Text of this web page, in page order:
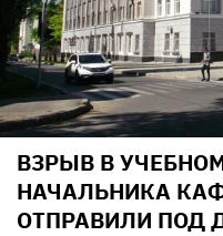
ВЗРЫВ В
НАЧАЛЬНИКА
ОТПРАВИЛИ ПОД